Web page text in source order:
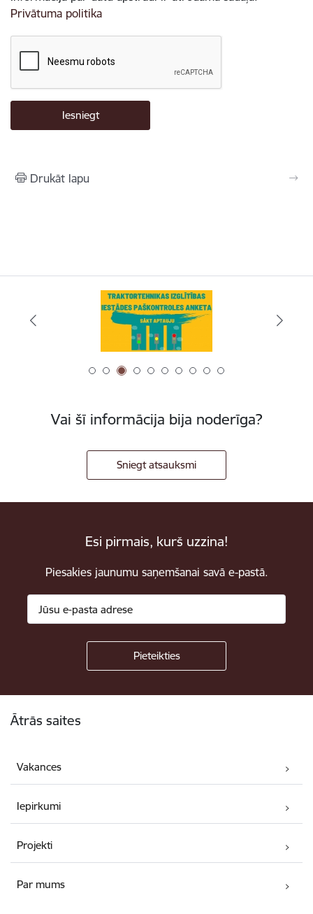
Privātuma politika
Drukāt lapu
Vai šī informācija bija noderīga?
Sniegt atsauksmi
Esi pirmais, kurš uzzina!
Piesakies jaunumu saņemšanai savā e-pastā.
Ātrās saites
Vakances
Iepirkumi
Projekti
Par mums